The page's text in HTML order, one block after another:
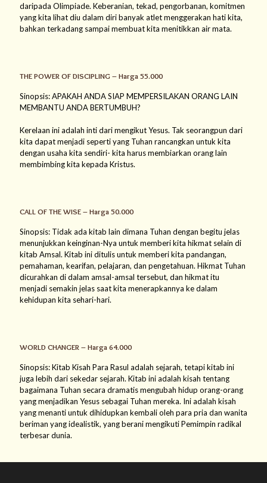
daripada Olimpiade. Keberanian, tekad, pengorbanan, komitmen
yang kita lihat diu dalam diri banyak atlet menggerakan hati kita,
bahkan terkadang sampai membuat kita menitikkan air mata.
THE POWER OF DISCIPLING – Harga 55.000
Sinopsis: APAKAH ANDA SIAP MEMPERSILAKAN ORANG LAIN
MEMBANTU ANDA BERTUMBUH?
Kerelaan ini adalah inti dari mengikut Yesus. Tak seorangpun dari
kita dapat menjadi seperti yang Tuhan rancangkan untuk kita
dengan usaha kita sendiri- kita harus membiarkan orang lain
membimbing kita kepada Kristus.
CALL OF THE WISE – Harga 50.000
Sinopsis: Tidak ada kitab lain dimana Tuhan dengan begitu jelas
menunjukkan keinginan-Nya untuk memberi kita hikmat selain di
kitab Amsal. Kitab ini ditulis untuk memberi kita pandangan,
pemahaman, kearifan, pelajaran, dan pengetahuan. Hikmat Tuhan
dicurahkan di dalam amsal-amsal tersebut, dan hikmat itu
menjadi semakin jelas saat kita menerapkannya ke dalam
kehidupan kita sehari-hari.
WORLD CHANGER – Harga 64.000
Sinopsis: Kitab Kisah Para Rasul adalah sejarah, tetapi kitab ini
juga lebih dari sekedar sejarah. Kitab ini adalah kisah tentang
bagaimana Tuhan secara dramatis mengubah hidup orang-orang
yang menjadikan Yesus sebagai Tuhan mereka. Ini adalah kisah
yang menanti untuk dihidupkan kembali oleh para pria dan wanita
beriman yang idealistik, yang berani mengikuti Pemimpin radikal
terbesar dunia.